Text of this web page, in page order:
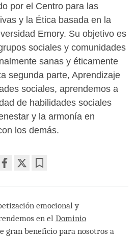
por el Centro para las
y la Ética basada en la
Emory. Su objetivo es
sociales y comunidades
sanas y éticamente
segunda parte, Aprendizaje
sociales, aprendemos a
de habilidades sociales
y la armonía en
los demás.
emocional y
en el Dominio
gran beneficio para nosotros a